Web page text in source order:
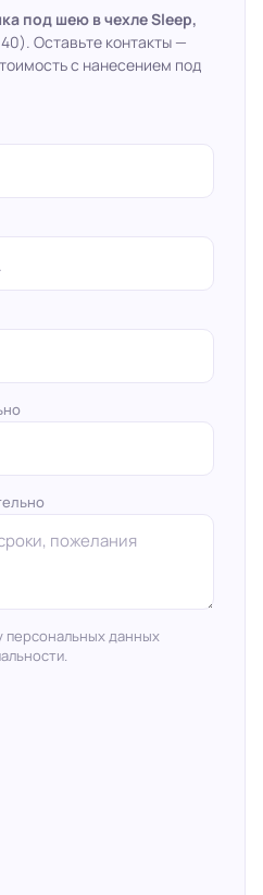
под шею в чехле Sleep,
Оставьте контакты —
с нанесением под
персональных данных